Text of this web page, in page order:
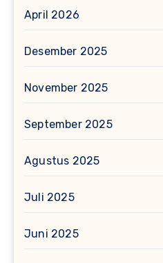
April 2026
Desember 2025
November 2025
September 2025
Agustus 2025
Juli 2025
Juni 2025